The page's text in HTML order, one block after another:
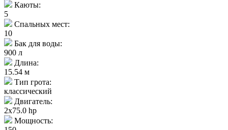
Каюты:
5
Спальных мест:
10
Бак для воды:
900 л
Длина:
15.54 м
Тип грота:
классический
Двигатель:
2x75.0 hp
Мощность: